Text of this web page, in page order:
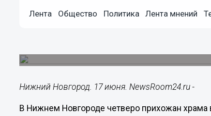
Лента Общество Политика Лента мнений
Обет трезвости дали
Нижний Новгород. 17 июня. NewsRoom24.ru -
В Нижнем Новгороде четверо прихожан